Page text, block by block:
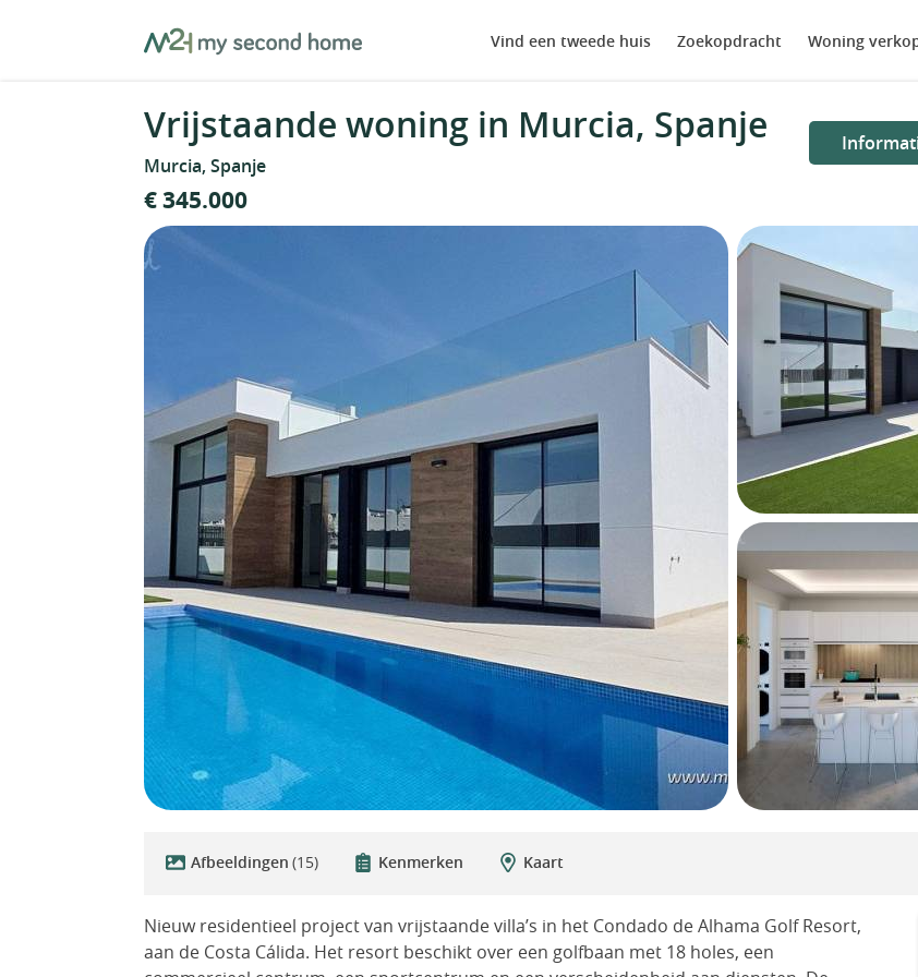
MySecondHome Vind een tweede huis Zoekopdracht Woning
Vrijstaande woning in Murcia, Spanje
Murcia, Spanje
€ 345.000
Afbeeldingen (15) Kenmerken Kaart
Nieuw residentieel project van vrijstaande villa’s in het Condado de Alhama Golf Resort,
aan de Costa Cálida. Het resort beschikt over een golfbaan met 18 holes, een